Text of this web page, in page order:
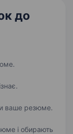
до
ваше резюме.
і обирають